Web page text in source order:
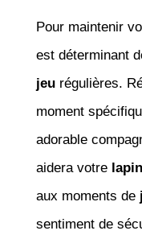
Pour maintenir
est déterminant
jeurégulières.
moment
adorable
aidera votre lapin
aux moments de
sentiment de